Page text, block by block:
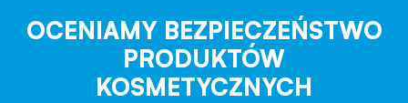
OCENIAMY BEZPIECZEŃSTWO
PRODUKTÓW
KOSMETYCZNYCH